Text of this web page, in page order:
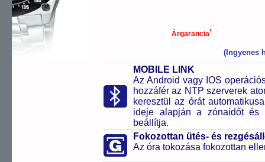
Árgarancia*
(Ingyenes
MOBILE LINK
Az Android vagy IOS
hozzáfér az NTP szerverek
keresztül az órát
ideje alapján a zónaidőt és
beállítja.
Fokozottan ütés- és
Az óra tokozása fokozottan